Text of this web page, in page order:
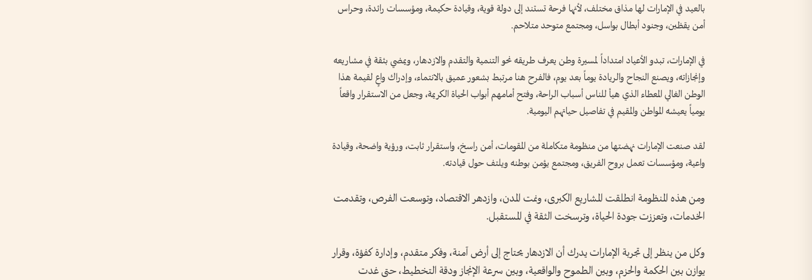
بالعيد في الإمارات لها مذاق مختلف، لأنها فرحة تستند إلى دولة قوية، وقيادة حكيمة، ومؤسسات رائدة، وحراس
أمن يقظين، وجنود أبطال بواسل، ومجتمع متوحد متلاحم.
في الإمارات، تبدو الأعياد امتداداً لمسيرة وطن يعرف طريقه نحو التنمية والتقدم والازدهار، ويمضي بثقة في مشاريعه
وإنجازاته، ويصنع النجاح والريادة يوماً بعد يوم، فالفرح هنا مرتبط بشعور عميق بالانتماء، وإدراك واعٍ لقيمة هذا
الوطن الغالي المعطاء الذي هيأ للناس أسباب الراحة، وفتح أمامهم أبواب الحياة الكريمة، وجعل من الاستقرار واقعاً
يومياً يعيشه المواطن والمقيم في تفاصيل حياتهم اليومية.
لقد صنعت الإمارات نهضتها من منظومة متكاملة من المقومات، أمن راسخ، واستقرار ثابت، ورؤية واضحة، وقيادة
واعية، ومؤسسات تعمل بروح الفريق، ومجتمع يؤمن بوطنه ويلتف حول قيادته.
ومن هذه المنظومة انطلقت المشاريع الكبرى، ونمت المدن، وازدهر الاقتصاد، وتوسعت الفرص، وتقدمت
الخدمات، وتعززت جودة الحياة، وترسخت الثقة في المستقبل.
وكل من ينظر إلى تجربة الإمارات يدرك أن الازدهار يحتاج إلى أرض آمنة، وفكر متقدم، وإدارة كفؤة، وقرار
يوازن بين الحكمة والحزم، وبين الطموح والواقعية، وبين سرعة الإنجاز ودقة التخطيط، حتى غدت